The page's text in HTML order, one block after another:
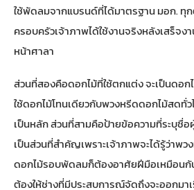
ใช้พัดลมจากแบรนด์ที่ได้มาตรฐาน มอก. ทุก
ครอบครัวเจ้าภาพได้ใช้งานจริงหลังเสร็จง
หน้าศาลา
ส่วนที่สองคือดอกไม้ที่ใช้ตกแต่ง จะเป็นดอ
ใช้ดอกไม้โทนเดียวกับพวงหรีดดอกไม้สดทั่ว
เป็นหลัก ส่วนที่สามคือป้ายข้อความที่ระบุชื่อ
เป็นส่วนที่สำคัญเพราะเจ้าภาพจะได้รู้ว่าพว
ดอกไม้รอบพัดลมก็ต้องอาศัยฝีมือเหมือนกั
ต้องให้ช่างที่มีประสบการณ์จัดถึงจะออกมา